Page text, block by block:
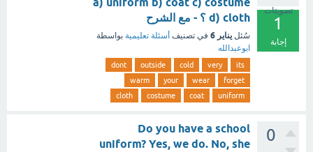
تصويتات
1
إجابة
d) cloth ؟ - مع الشرح
سُئل يناير 6 في تصنيف أسئلة تعليمية بواسطة
ابوعبدالله
its
very
cold
outside
dont
forget
wear
your
warm
uniform
coat
costume
cloth
0
Do you have a school
uniform? Yes, we do. No, she